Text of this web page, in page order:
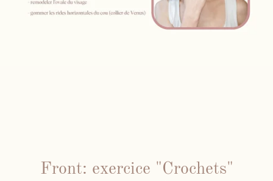
Front: exercice "Crochets"